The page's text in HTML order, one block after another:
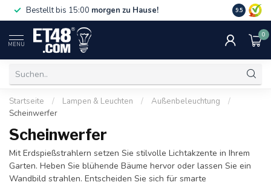
Bestellt bis 15:00 morgen zu Hause! 75 €. Nur
9.5
MENU
0
Startseite / Lampen & Leuchten / Außenbeleuchtung
/
Scheinwerfer
Scheinwerfer
Mit Erdspießstrahlern setzen Sie stilvolle Lichtakzente in Ihrem
Garten. Heben Sie blühende Bäume hervor oder lassen Sie ein
Wandbild strahlen. Entscheiden Sie sich für smarte